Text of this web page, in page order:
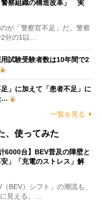
警察組織の構造改革」 実
が「警察官不足」だ。警察
分の1以…
試験受験者数は10年間で2
」に加えて「患者不足」に
…
一覧を見る
、使ってみた
6000台】BEV普及の障壁と
」「充電のストレス」解
BEV）シフト」の潮流も、
見える。…